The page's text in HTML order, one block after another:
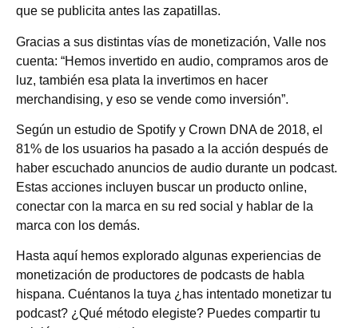
que se publicita antes las zapatillas.
Gracias a sus distintas vías de monetización, Valle nos
cuenta: “Hemos invertido en audio, compramos aros de
luz, también esa plata la invertimos en hacer
merchandising, y eso se vende como inversión”.
Según un estudio de Spotify y Crown DNA de 2018, el
81% de los usuarios ha pasado a la acción después de
haber escuchado anuncios de audio durante un podcast.
Estas acciones incluyen buscar un producto online,
conectar con la marca en su red social y hablar de la
marca con los demás.
Hasta aquí hemos explorado algunas experiencias de
monetización de productores de podcasts de habla
hispana. Cuéntanos la tuya ¿has intentado monetizar tu
podcast? ¿Qué método elegiste? Puedes compartir tu